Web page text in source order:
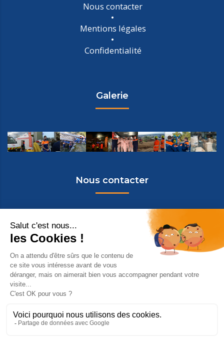
Nous contacter
Mentions légales
Confidentialité
Galerie
Nous contacter
Protection Civile de la Drôme
435 Chemin des Passas
26300 BOURG-DE-PEAGE
contact@protectioncivile-26.org
07 70 00 51 16